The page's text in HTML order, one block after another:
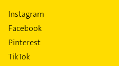
Instagram
Facebook
Pinterest
TikTok